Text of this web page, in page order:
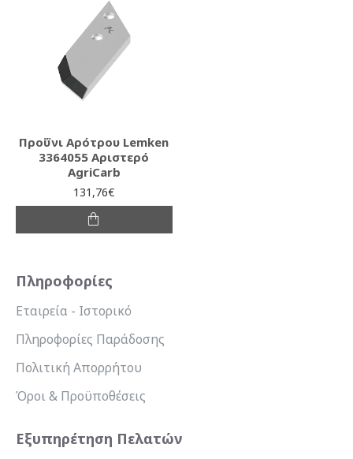
Προΰνι Αρότρου Lemken
3364055 Αριστερό
AgriCarb
131,76€
Πληροφορίες
Εταιρεία - Ιστορικό
Πληροφορίες Παράδοσης
Πολιτική Απορρήτου
Όροι & Προϋποθέσεις
Εξυπηρέτηση Πελατών